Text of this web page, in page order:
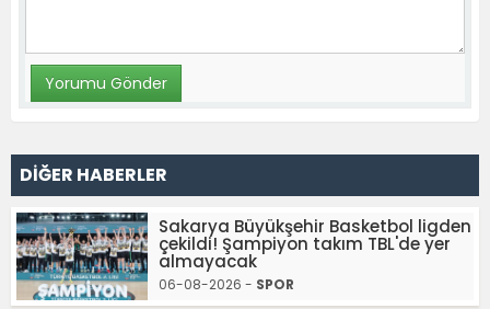
DİĞER HABERLER
Sakarya Büyükşehir Basketbol ligden
çekildi! Şampiyon takım TBL'de yer
almayacak
06-08-2026 - SPOR